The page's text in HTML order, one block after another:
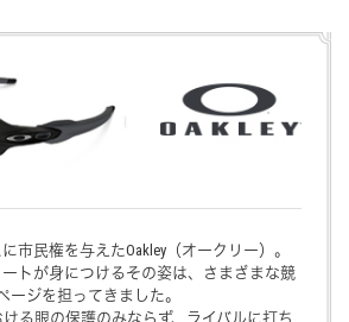
市民権を与えたOakley（オークリー）。
トが身につけるその姿は、さまざまな競
ージを担ってきました。
る眼の保護のみならず、ライバルに打ち